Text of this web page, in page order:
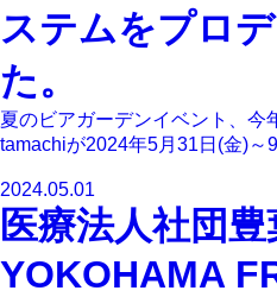
ステムをプロ
た。
夏のビアガーデンイベント、今
tamachiが2024年5月31日(金)～
2024.05.01
医療法人社団
YOKOHAMA